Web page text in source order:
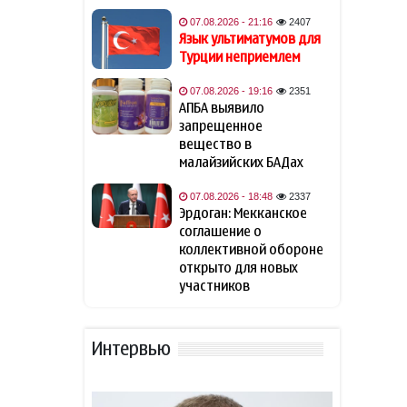
Азербайджану
беспрепятственный доступ
к Нахчывану
11:53
Британия подтвердила
поддержку долгосрочного
мира на Южном Кавказе
В ФИФА прокомментировали
спонсировании любовницы
Фон дер Ляйен захотела
пресечь доходы России «со
всех сторон»
кандидата на пост главы
07.08.2026 - 21:16 2407
Язык ультиматумов для
Турции неприемлем
07.08.2026 - 19:16 2351
АПБА выявило
запрещенное
вещество в
малайзийских БАДах
07.08.2026 - 18:48 2337
Эрдоган: Мекканское
соглашение о
коллективной обороне
открыто для новых
участников
Интервью